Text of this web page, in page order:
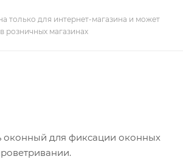
только для интернет-магазина и может
розничных магазинах
оконный для фиксации оконных